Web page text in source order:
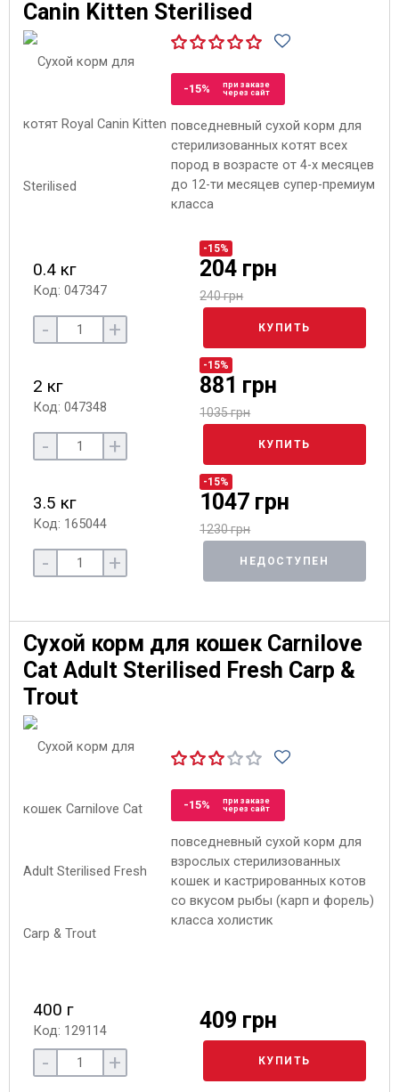
Canin Kitten Sterilised
-15%
при заказе
через сайт
повседневный сухой корм для
стерилизованных котят всех
пород в возрасте от 4-х месяцев
до 12-ти месяцев супер-премиум
класса
0.4 кг
Код: 047347
-15%
204 грн
240 грн
- + КУПИТЬ
2 кг
Код: 047348
-15%
881 грн
1035 грн
- + КУПИТЬ
3.5 кг
Код: 165044
-15%
1047 грн
1230 грн
- + НЕДОСТУПЕН
Сухой корм для кошек Carnilove
Cat Adult Sterilised Fresh Carp &
Trout
-15%
при заказе
через сайт
повседневный сухой корм для
взрослых стерилизованных
кошек и кастрированных котов
со вкусом рыбы (карп и форель)
класса холистик
400 г
Код: 129114 409 грн
- + КУПИТЬ